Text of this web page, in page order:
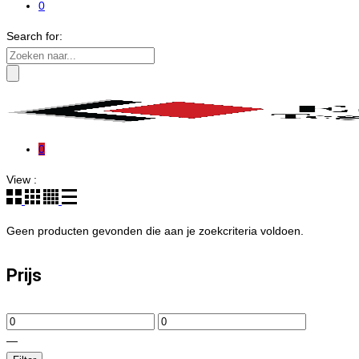
0
Search for:
0
View :
Geen producten gevonden die aan je zoekcriteria voldoen.
Prijs
—